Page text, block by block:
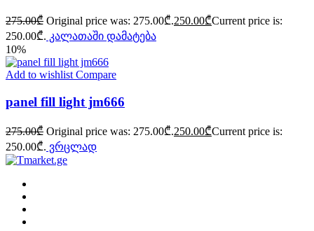
275.00₾ Original price was: 275.00₾.250.00₾Current price is:
250.00₾. კალათაში დამატება
10%
Add to wishlist Compare
panel fill light jm666
275.00₾ Original price was: 275.00₾.250.00₾Current price is:
250.00₾. ვრცლად